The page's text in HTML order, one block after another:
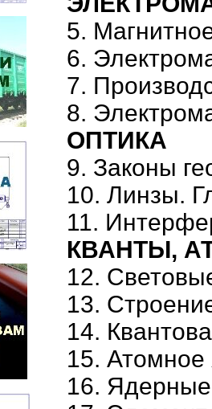
5.
6.
7.
8.
ОПТИКА
9. Законы
10. Линзы.
11.
КВАНТЫ,
12.
13.
14.
15. Атомное
16. Ядерные